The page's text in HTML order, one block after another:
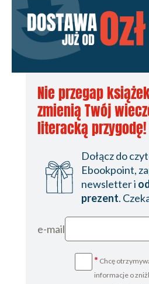
Nie przegap
zmienią Twój
literacką przygodę!
Dołącz do
Ebookpoint,
newsletter i
prezent.
e-mail
* Chcę
informacje o